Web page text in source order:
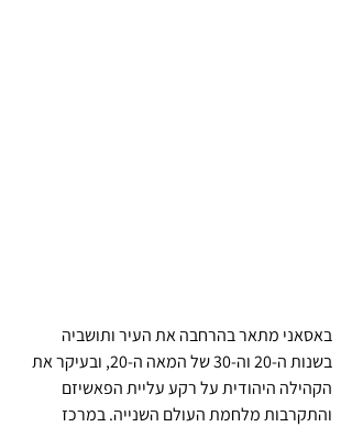
באסאני מתאר בהרחבה את העיר ותושביה
בשנות ה-20 וה-30 של המאה ה-20, ובעיקר את
הקהילה היהודית על רקע עליית הפאשיזם
והתקרבות מלחמת העולם השנייה. במרכז